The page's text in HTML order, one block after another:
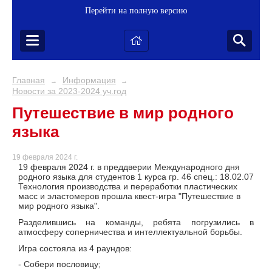
Перейти на полную версию
Главная → Информация →
Новости за 2023-2024 уч.год
Путешествие в мир родного
языка
19 февраля 2024 г.
19 февраля 2024 г. в преддверии Международного дня
родного языка для студентов 1 курса гр. 46 спец.: 18.02.07
Технология производства и переработки пластических
масс и эластомеров прошла квест-игра "Путешествие в
мир родного языка".
Разделившись на команды, ребята погрузились в
атмосферу соперничества и интеллектуальной борьбы.
Игра состояла из 4 раундов:
- Собери пословицу;